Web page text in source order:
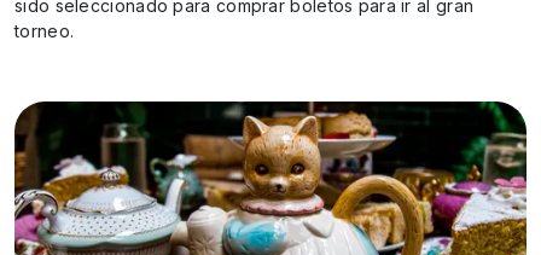
sido seleccionado para comprar boletos para ir al gran
torneo.